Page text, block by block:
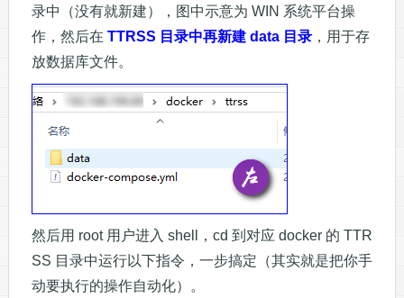
录中（没有就新建），图中示意为 WIN 系统平台操
作，然后在 TTRSS 目录中再新建 data 目录，用于存
放数据库文件。
然后用 root 用户进入 shell，cd 到对应 docker 的 TTR
SS 目录中运行以下指令，一步搞定（其实就是把你手
动要执行的操作自动化）。